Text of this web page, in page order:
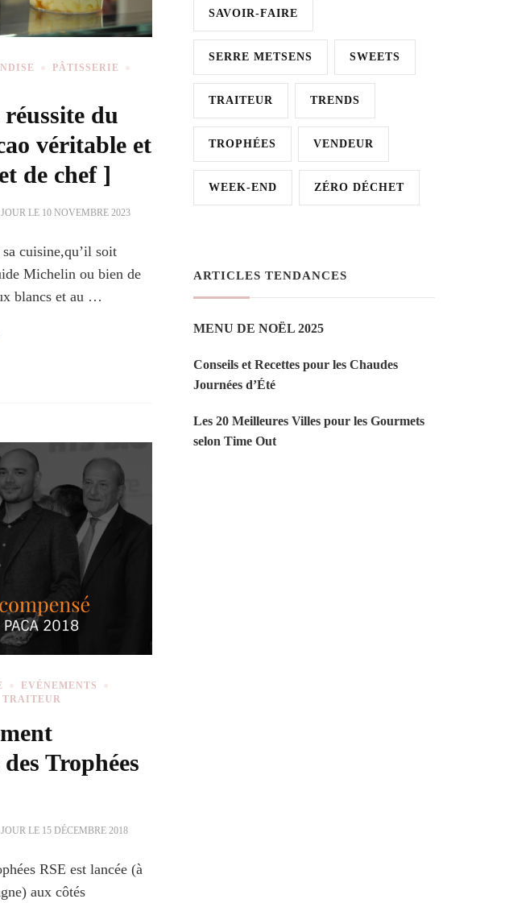
PÂTISSERIE
réussite du
véritable et
de chef ]
LE 10 NOVEMBRE 2023
cuisine,qu’il soit
Michelin ou bien de
blancs et au …
EVÉNEMENTS
TRAITEUR
Trophées
LE 15 DÉCEMBRE 2018
RSE est lancée (à
aux côtés
SAVOIR-FAIRE
SERRE METSENS SWEETS
TRAITEUR TRENDS
TROPHÉES VENDEUR
WEEK-END ZÉRO DÉCHET
ARTICLES TENDANCES
MENU DE NOËL 2025
Conseils et Recettes pour les Chaudes
Journées d’Été
Les 20 Meilleures Villes pour les Gourmets
selon Time Out